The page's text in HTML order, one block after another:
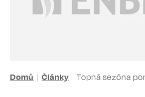
DROBEČKOVÁ
Domů Články Topná sezóna pomalu končí. Ideální čas na